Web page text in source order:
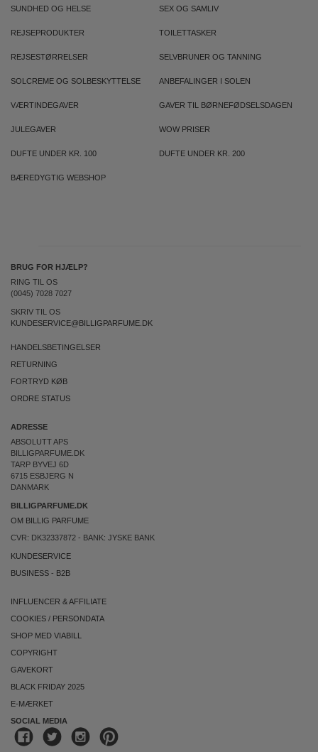
SUNDHED OG HELSE SEX OG SAMLIV
REJSEPRODUKTER TOILETTASKER
REJSESTØRRELSER SELVBRUNER OG TANNING
SOLCREME OG SOLBESKYTTELSE ANBEFALINGER I SOLEN
VÆRTINDEGAVER GAVER TIL BØRNEFØDSELSDAGEN
JULEGAVER WOW PRISER
DUFTE UNDER KR. 100 DUFTE UNDER KR. 200
BÆREDYGTIG WEBSHOP
BRUG FOR HJÆLP?
RING TIL OS
(0045) 7028 7027
SKRIV TIL OS
KUNDESERVICE@BILLIGPARFUME.DK
HANDELSBETINGELSER
RETURNING
FORTRYD KØB
ORDRE STATUS
ADRESSE
ABSOLUTT APS
BILLIGPARFUME.DK
TARP BYVEJ 6D
6715 ESBJERG N
DANMARK
BILLIGPARFUME.DK
OM BILLIG PARFUME
CVR: DK32337872 - BANK: JYSKE BANK
KUNDESERVICE
BUSINESS - B2B
INFLUENCER & AFFILIATE
COOKIES / PERSONDATA
SHOP MED VIABILL
COPYRIGHT
GAVEKORT
BLACK FRIDAY 2025
E-MÆRKET
SOCIAL MEDIA